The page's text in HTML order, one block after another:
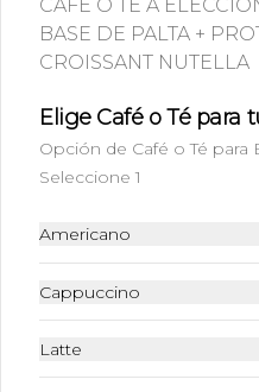
CAFÉ O TÉ A
BASE DE PALTA +
CROISSANT NUTELLA
Elige Café o Té para
Opción de Café o Té para
Seleccione 1
Americano
Cappuccino
Latte